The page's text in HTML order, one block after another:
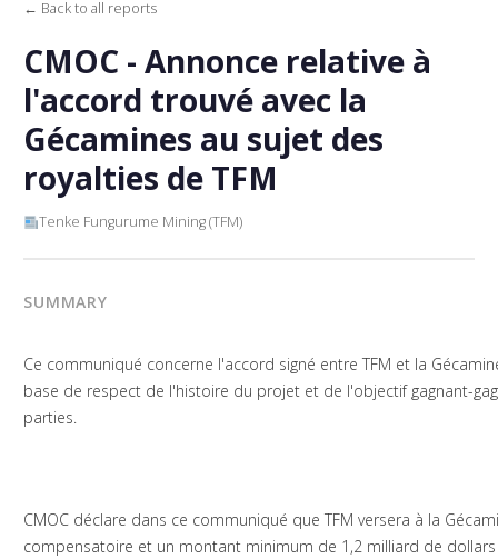
← Back to all reports
CMOC - Annonce relative à
l'accord trouvé avec la
Gécamines au sujet des
royalties de TFM
Tenke Fungurume Mining (TFM)
SUMMARY
Ce communiqué concerne l'accord signé entre TFM et la
base de respect de l'histoire du projet et de l'objectif gagnant-
parties.
CMOC déclare dans ce communiqué que TFM versera à la
compensatoire et un montant minimum de 1,2 milliard de